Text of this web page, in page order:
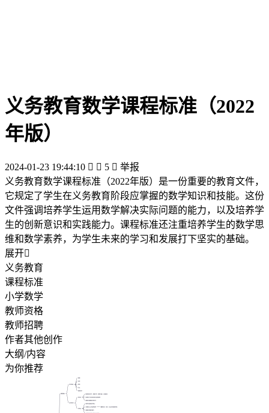
义务教育数学课程标准（2022
年版）
2024-01-23 19:44:10   5  举报
义务教育数学课程标准（2022年版）是一份重要的教育文件，
它规定了学生在义务教育阶段应掌握的数学知识和技能。这份
文件强调培养学生运用数学解决实际问题的能力，以及培养学
生的创新意识和实践能力。课程标准还注重培养学生的数学思
维和数学素养，为学生未来的学习和发展打下坚实的基础。
展开
义务教育
课程标准
小学数学
教师资格
教师招聘
作者其他创作
大纲/内容
为你推荐